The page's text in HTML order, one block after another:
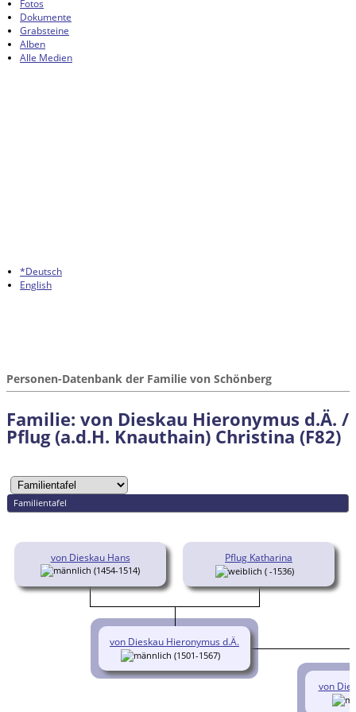
Fotos
Dokumente
Grabsteine
Alben
Alle Medien
*Deutsch
English
Personen-Datenbank der Familie von Schönberg
Familie: von Dieskau Hieronymus d.Ä. /
Pflug (a.d.H. Knauthain) Christina (F82)
Familientafel
von Dieskau Hans
(1454-1514)
Pflug Katharina
( -1536)
von Dieskau Hieronymus d.Ä.
(1501-1567)
von